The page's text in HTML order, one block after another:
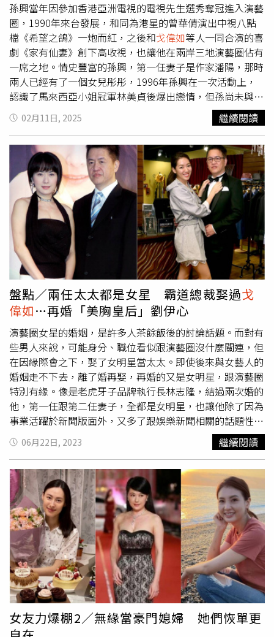
孫興當年因參加香港亞洲電視的電視先生選秀奪冠進入演藝
圈，1990年來台發展，和同為港星的曾華倩演出中視八點
檔《希望之鴿》一炮而紅，之後和戈偉如等人一同合演的喜
劇《家有仙妻》創下高收視，也讓他在兩岸三地演藝圈佔有
一席之地。情史豐富的孫興，第一任妻子是作家潘陽，那時
兩人已經有了一個女兒彤彤，1996年孫興在一次活動上，
認識了馬來西亞小姐冠軍林美貞後爆出戀情，但孫尚未與前
妻潘陽離婚。2001年孫興和林美貞在馬來西亞註冊結婚，
兩年後生下獨子孫恆。2003年孫興事業重心逐漸從台灣轉
移到大陸，2005年他在拍戲期間認識了來自四川且小15歲
的駱莉娜，也因此和林美貞鬧婚變。孫興（左2）演出台劇
《家有仙妻》走紅兩岸三地。（圖／報系資料照）孫興和駱
麗娜2011年一起吸大麻被逮，兩人患難見真情，但大麻事
件後孫興和年邁的父母同住在三亞，且忙拍戲和當DJ，經
常到上海、南京等地工作，而駱麗娜在三亞沒朋友，又要陪
他的父母，據傳她過得不是很開心，兩人才會分手。2001
年孫興和林美貞在馬來西亞註冊結婚，兩年後生下獨子孫
恆。（圖／報系資料照）2014年6月孫興、林美貞帶著兒子
孫恆同赴加拿大、三亞兩地工作兼度假，兩人感情似乎朝復
合前進。同年9月孫興、駱麗娜刪光微博，林美貞也證實
孫、駱兩人已分手。2015年，孫興和林美貞在美麗希臘復
婚。林美貞按捺不住興奮，在社交平台表示：「我
HUN（婚）了。」戲劇的是，外界都以為孫興和林美貞是
破鏡重圓，但據傳過去的9年，兩人只分居，沒有真正簽字
離婚，而如果故事到此結束，不失為浪子回頭的一樁美事，
可是這齣劇情，遠比吃瓜群眾想像的要狗血。2019年孫興
爆和平頭女富商Oliver交往，兩人已在去年和平分手。（圖
／翻攝自新浪娛樂）2019年網上傳出孫興和「光頭女富
商」的甜蜜合影，去年初他回台承認戀情，表示女方小他9
歲，中文名叫燕子、英文名是Oliver，更讚讚女方個性大
器、體貼，包容了浪子性格的他，讓他「從野馬被馴服成野
驢」，並表示女友知道他回台灣都住前妻家，只囑咐他「不
要讓林小姐不舒服」，是個完全會站在別人立場為別人著想
的女人。情史豐富的孫興曾在上節目時自曝「玩太兇」。
（圖／翻攝自康熙來了YT）當時媒體詢問孫興對於和林美貞
再復合的可能性，他堅定表示和林美貞現在是朋友、家人，
兩人不會再復合，未料去年年底就傳出再度復合消息，且疑
似已在台同居一年，只能說孫興即便年過60，感情世界卻依
舊非常精彩。林美貞甜認和孫興復合，「回復當年戀愛的感
覺」。（圖／報系資料照）
02月11日, 2025 繼續閱讀
盤點／兩任太太都是女星 霸道總裁娶過戈
偉如…再婚「美胸皇后」劉伊心
演藝圈女星的婚姻，是許多人茶餘飯後的討論話題。而對有
些男人來說，可能身分、職位看似跟演藝圈沒什麼關連，但
在因緣際會之下，娶了女明星當太太。即使後來與女藝人的
婚姻走不下去，離了婚再娶，再婚的又是女明星，跟演藝圈
特別有緣。像是老虎牙子品牌執行長林志隆，結過兩次婚的
他，第一任跟第二任妻子，全都是女明星，也讓他除了因為
事業活躍於新聞版面外，又多了跟娛樂新聞相關的話題性。
說到林志隆的第一任妻子，是現年58歲美魔女
戈偉如。在
90年代以《家有仙妻》和《浴火鳳凰》等電視劇打開知名度
的她，出道超過30年，累積大量戲劇作品。過去她還以《愛
上巧克力》入圍過第47屆金鐘獎戲劇節目女配角獎，演技備
受外界肯定。 戈偉如。（圖／報系資料照片）但戈偉如在29
歲時，風光嫁給老虎牙子品牌執行長林志隆，是當時所謂被
稱為嫁入豪門的女明星。她與林志隆婚後育有一子，但因為
她對丈夫林志隆屢傳花邊緋聞很沒安全感，這段婚姻最後只
維持了4年即告吹。離婚後的戈偉如 與林志隆，兩人的感情
生活各自精采。戈偉如 離婚後桃花持續朵朵開，一度在好友
溫翠蘋牽線下，閃婚了身家逾10億元的富商李紀曾，但她的
第二段婚姻更短命，只維持2年就離婚。歷經2次豪門婚的戈
偉如曾對媒體坦言，有錢人家通常都立有許多規矩，這兩段
婚姻讓她更加了解，自己想要的，其實是愛情而非婚姻，現
06月22日, 2023 繼續閱讀
女友力爆棚2／無緣當豪門媳婦 她們恢單更